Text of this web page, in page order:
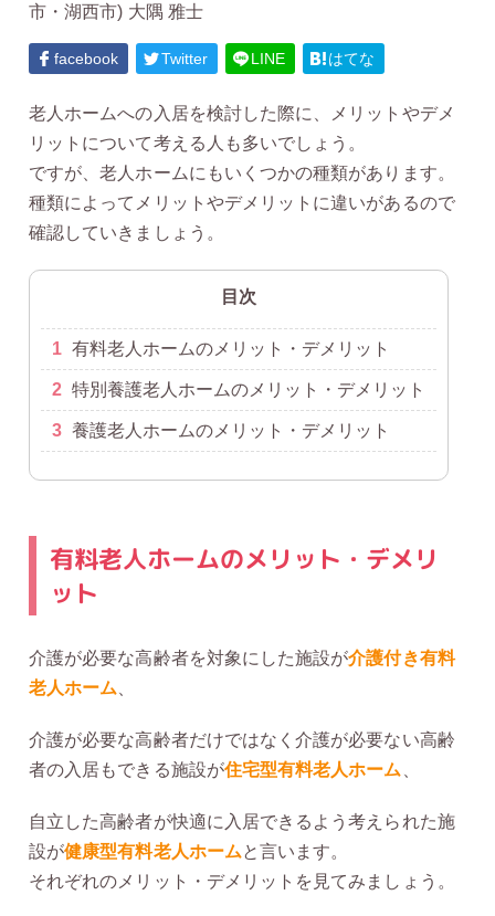
市・湖西市) 大隅 雅士
facebook Twitter LINE はてな
老人ホームへの入居を検討した際に、メリットやデメ
リットについて考える人も多いでしょう。
ですが、老人ホームにもいくつかの種類があります。
種類によってメリットやデメリットに違いがあるので
確認していきましょう。
目次
1 有料老人ホームのメリット・デメリット
2 特別養護老人ホームのメリット・デメリット
3 養護老人ホームのメリット・デメリット
有料老人ホームのメリット・デメリ
ット
介護が必要な高齢者を対象にした施設が介護付き有料
老人ホーム
介護が必要な高齢者だけではなく介護が必要ない高齢
者の入居もできる施設が住宅型有料老人ホーム
自立した高齢者が快適に入居できるよう考えられた施
設が健康型有料老人ホームと言います。
それぞれのメリット・デメリットを見てみましょう。